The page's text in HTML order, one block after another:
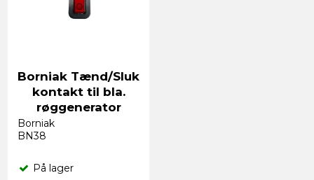
Borniak Tænd/Sluk
kontakt til bla.
røggenerator
Borniak
BN38
På lager